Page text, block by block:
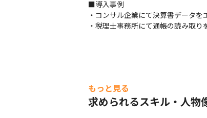
■導入事例
・コンサル企業にて決算書データ
・税理士事務所にて通帳の読み取
もっと見る
求められるスキル・人物